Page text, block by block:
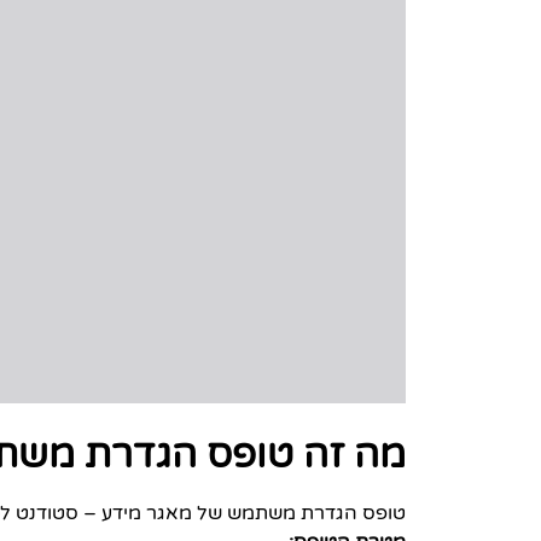
מה זה טופס הגדרת
טופס הגדרת משתמש של מאגר מידע – סטודנט